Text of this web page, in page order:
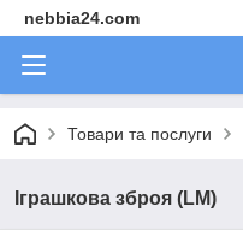
nebbia24.com
Товари та послуги
Іграшкова зброя (LM)